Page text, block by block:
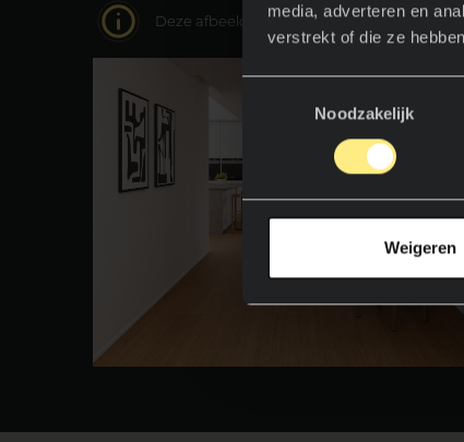
media, adverteren en
verstrekt of die ze
Noodzakelijk
Weigeren
Deze afbeelding is interactief, beweeg